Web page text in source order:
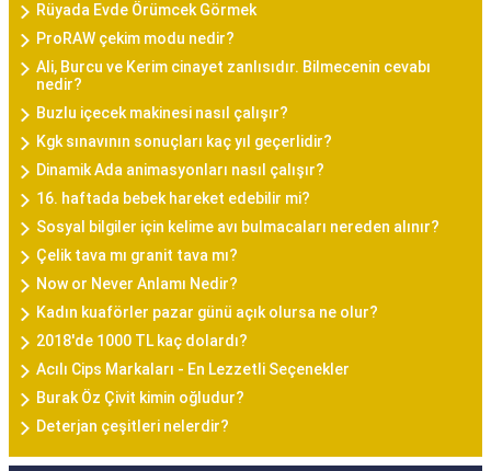
Rüyada Evde Örümcek Görmek
ProRAW çekim modu nedir?
Ali, Burcu ve Kerim cinayet zanlısıdır. Bilmecenin cevabı
nedir?
Buzlu içecek makinesi nasıl çalışır?
Kgk sınavının sonuçları kaç yıl geçerlidir?
Dinamik Ada animasyonları nasıl çalışır?
16. haftada bebek hareket edebilir mi?
Sosyal bilgiler için kelime avı bulmacaları nereden alınır?
Çelik tava mı granit tava mı?
Now or Never Anlamı Nedir?
Kadın kuaförler pazar günü açık olursa ne olur?
2018'de 1000 TL kaç dolardı?
Acılı Cips Markaları - En Lezzetli Seçenekler
Burak Öz Çivit kimin oğludur?
Deterjan çeşitleri nelerdir?